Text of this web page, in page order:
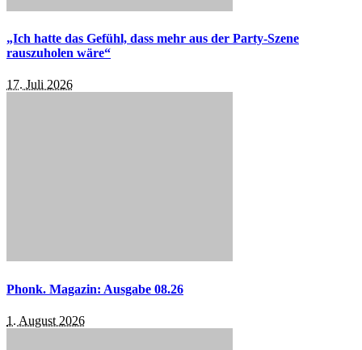
„Ich hatte das Gefühl, dass mehr aus der Party-Szene
rauszuholen wäre“
17. Juli 2026
Phonk. Magazin: Ausgabe 08.26
1. August 2026